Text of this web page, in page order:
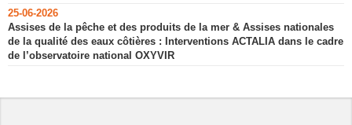
25-06-2026
Assises de la pêche et des produits de la mer & Assises nationales
de la qualité des eaux côtières : Interventions ACTALIA dans le cadre
de l’observatoire national OXYVIR